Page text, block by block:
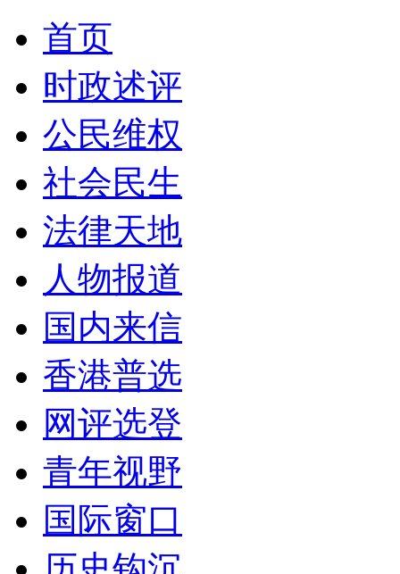
首页
时政述评
公民维权
社会民生
法律天地
人物报道
国内来信
香港普选
网评选登
青年视野
国际窗口